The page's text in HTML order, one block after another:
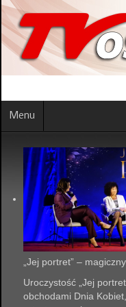
Menu
„Jej portret” –
Uroczystość „Jej
obchodami Dnia